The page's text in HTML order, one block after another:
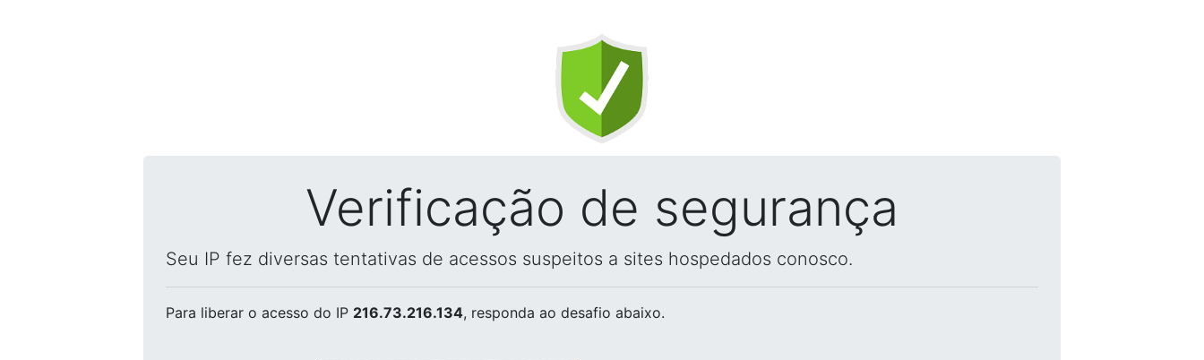
Verificação de segurança
Seu IP fez diversas tentativas de acessos suspeitos a sites hospedados conosco.
Para liberar o acesso do IP 216.73.216.134, responda ao desafio abaixo.